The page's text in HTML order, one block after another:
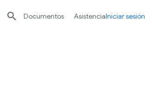
 Documentos AsistenciaIniciar sesión